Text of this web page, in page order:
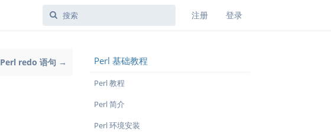
注册 登录
Perl redo 语句 → Perl 基础教程
Perl 教程
Perl 简介
Perl 环境安装